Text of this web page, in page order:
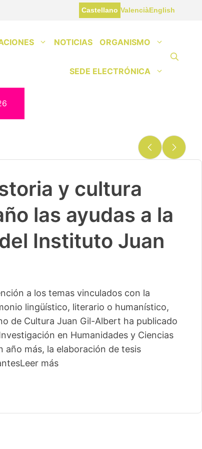
Castellano ValenciàEnglish
NOTICIAS ORGANISMO
SEDE ELECTRÓNICA
y cultura
las ayudas a la
Instituto Juan
a los temas vinculados con la
lingüístico, literario o humanístico,
de Cultura Juan Gil-Albert ha publicado
en Humanidades y Ciencias
año más, la elaboración de tesis
Leer más